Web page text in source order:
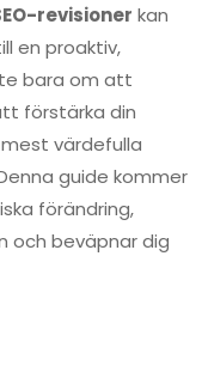
revisioner kan
en proaktiv,
bara om att
förstärka din
värdefulla
guide kommer
förändring,
och beväpnar dig